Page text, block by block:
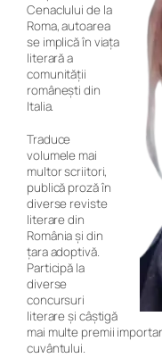
Cenaclului de la
Roma, autoarea
se implică în viața
literară a
comunității
românești din
Italia.
Traduce
volumele mai
multor scriitori,
publică proză în
diverse reviste
literare din
România și din
țara adoptivă.
Participă la
diverse
concursuri
literare și câștigă
mai multe premii
cuvântului.